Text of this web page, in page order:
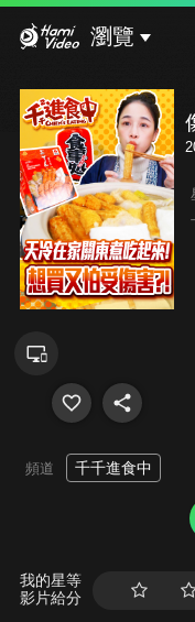
瀏覽
頻道 千千進食中
我的星等
影片給分